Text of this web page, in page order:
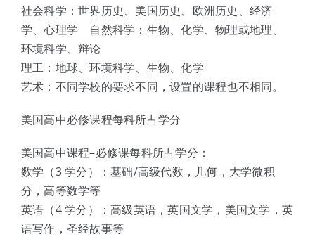
社会科学：世界历史、美国历史、欧洲历史、经济
学、心理学 自然科学：生物、化学、物理或地理、
环境科学、辩论
理工：地球、环境科学、生物、化学
艺术：不同学校的要求不同，设置的课程也不相同。
美国高中必修课程每科所占学分
美国高中课程–必修课每科所占学分：
数学（3 学分）：基础/高级代数，几何，大学微积
分，高等数学等
英语（4 学分）：高级英语，英国文学，美国文学，英
语写作，圣经故事等